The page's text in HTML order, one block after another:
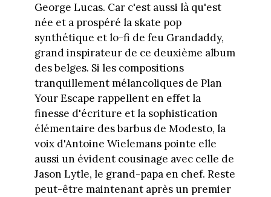
George Lucas. Car c'est aussi là qu'est
née et a prospéré la skate pop
synthétique et lo-fi de feu Grandaddy,
grand inspirateur de ce deuxième album
des belges. Si les compositions
tranquillement mélancoliques de Plan
Your Escape rappellent en effet la
finesse d'écriture et la sophistication
élémentaire des barbus de Modesto, la
voix d'Antoine Wielemans pointe elle
aussi un évident cousinage avec celle de
Jason Lytle, le grand-papa en chef. Reste
peut-être maintenant après un premier